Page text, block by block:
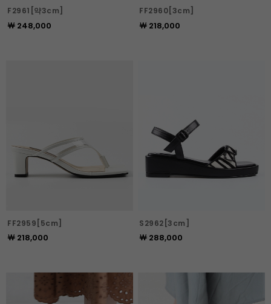
F2961[약3cm]
￦ 248,000
FF2960[3cm]
￦ 218,000
FF2959[5cm]
￦ 218,000
S2962[3cm]
￦ 288,000